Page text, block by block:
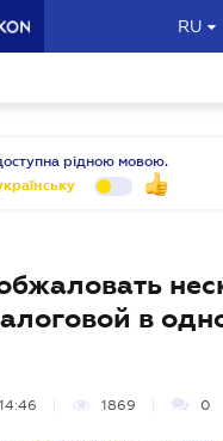
RU
рідною мовою.
в
1869 0